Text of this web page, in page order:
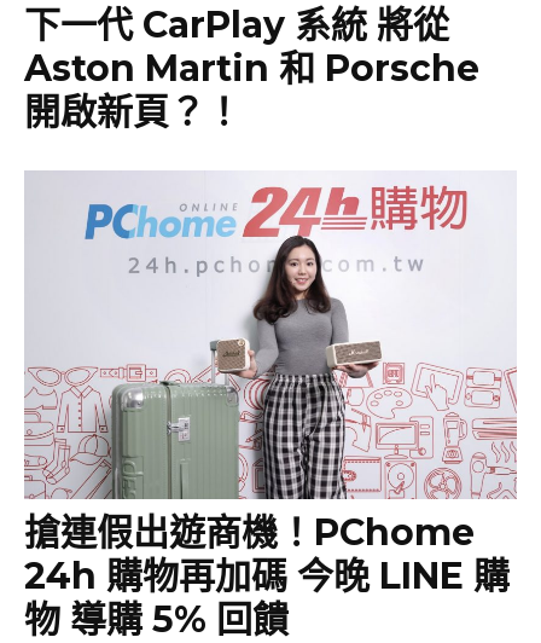
下一代 CarPlay 系統 將從
Aston Martin 和 Porsche
開啟新頁？！
搶連假出遊商機！PChome
24h 購物再加碼 今晚 LINE 購
物 導購 5% 回饋